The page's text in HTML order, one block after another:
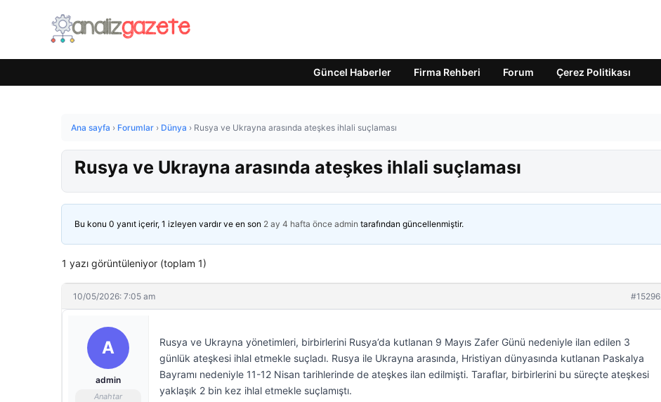
Güncel Haberler Firma Rehberi Forum Çerez Politikası
Ana sayfa › Forumlar › Dünya › Rusya ve Ukrayna arasında ateşkes ihlali suçlaması
Rusya ve Ukrayna arasında ateşkes ihlali suçlaması
Bu konu 0 yanıt içerir, 1 izleyen vardır ve en son 2 ay 4 hafta önce admin tarafından güncellenmiştir.
1 yazı görüntüleniyor (toplam 1)
10/05/2026: 7:05 am #15296
A
admin
Anahtar
Rusya ve Ukrayna yönetimleri, birbirlerini Rusya’da kutlanan 9 Mayıs Zafer Günü nedeniyle ilan edilen 3
günlük ateşkesi ihlal etmekle suçladı. Rusya ile Ukrayna arasında, Hristiyan dünyasında kutlanan Paskalya
Bayramı nedeniyle 11-12 Nisan tarihlerinde de ateşkes ilan edilmişti. Taraflar, birbirlerini bu süreçte ateşkesi
yaklaşık 2 bin kez ihlal etmekle suçlamıştı.